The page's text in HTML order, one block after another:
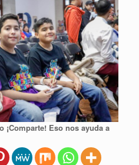
Eso nos ayuda a